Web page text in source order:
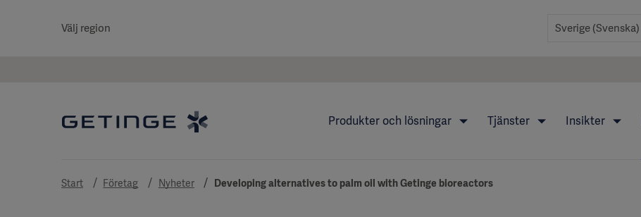
Välj region
Produkter och lösningar Tjänster Insikter
Start Företag Nyheter Developing alternatives to palm oil with Getinge bioreactors